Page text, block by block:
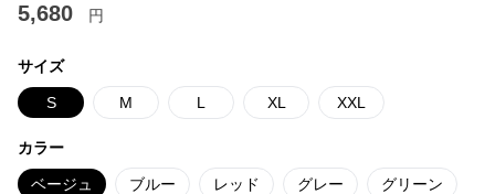
5,680 円
サイズ
S M L XL XXL
カラー
ベージュ ブルー レッド グレー グリーン